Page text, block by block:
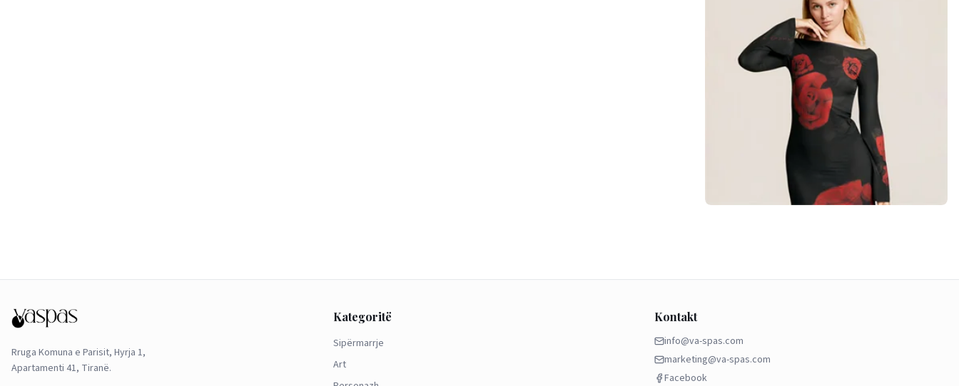
Rruga Komuna e Parisit, Hyrja 1,
Apartamenti 41, Tiranë.
Kategoritë
Sipërmarrje
Art
Kontakt
info@va-spas.com
marketing@va-spas.com
Facebook